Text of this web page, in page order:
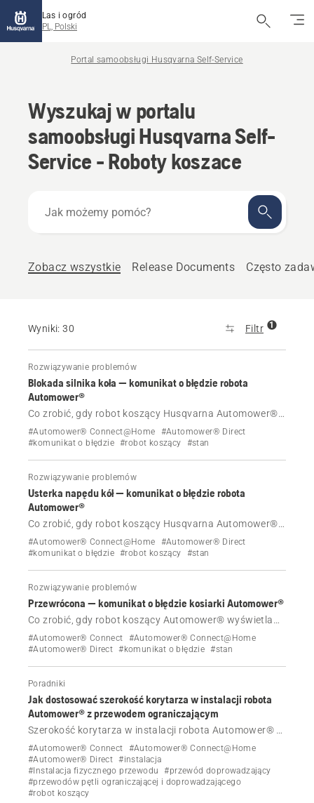
Las i ogród
PL, Polski
Portal samoobsługi Husqvarna Self-Service
Wyszukaj w portalu
samoobsługi Husqvarna Self-
Service - Roboty koszace
możemy
Zobacz wszystkie Release Documents Często
Wyniki: 30 Filtr 1
Rozwiązywanie problemów
Blokada silnika koła — komunikat o błędzie robota
Automower®
Co zrobić, gdy robot koszący Husqvarna Automower®
wyświetla komunikat o błędzie Blokada silnika koła.
#Automower® Connect@Home
#Automower® Direct
#komunikat o błędzie #robot koszący #stan
Rozwiązywanie problemów
Usterka napędu kół — komunikat o błędzie robota
Automower®
Co zrobić, gdy robot koszący Husqvarna Automower®
wyświetla komunikat o błędzie Usterka napędu kół.
#Automower® Connect@Home
#Automower® Direct
#komunikat o błędzie #robot koszący #stan
Rozwiązywanie problemów
Przewrócona — komunikat o błędzie kosiarki Automower®
Co zrobić, gdy robot koszący Automower® wyświetla
komunikat o błędzie Przewrócona.
#Automower® Connect
#Automower® Connect@Home
#Automower® Direct #komunikat o błędzie #stan
Poradniki
Jak dostosować szerokość korytarza w instalacji robota
Automower® z przewodem ograniczającym
Szerokość korytarza w instalacji robota Automower® z
fizycznym przewodem ograniczającym jest regulowana
automatycznie, ale można ją ustawić także ręcznie.
Dowiedz się, jak to zrobić.
#Automower® Connect
#Automower® Connect@Home
#Automower® Direct #instalacja
#Instalacja fizycznego przewodu
#przewód doprowadzający
#przewodów pętli ograniczającej i doprowadzającego
#robot koszący